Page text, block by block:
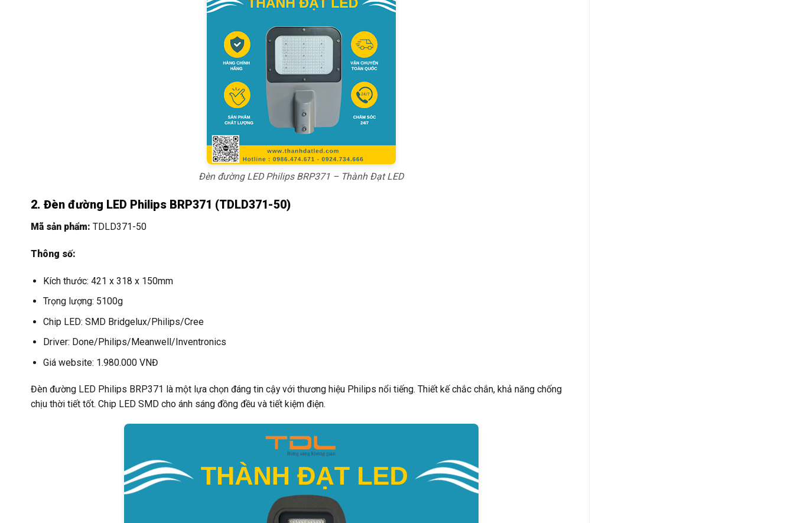
Đèn đường LED Philips BRP371 – Thành Đạt LED
2. Đèn đường LED Philips BRP371 (TDLD371-50)
Mã sản phẩm: TDLD371-50
Thông số:
Kích thước: 421 x 318 x 150mm
Trọng lượng: 5100g
Chip LED: SMD Bridgelux/Philips/Cree
Driver: Done/Philips/Meanwell/Inventronics
Giá website: 1.980.000 VNĐ
Đèn đường LED Philips BRP371 là một lựa chọn đáng tin cậy với thương hiệu Philips nổi tiếng. Thiết kế chắc chắn, khả năng chống
chịu thời tiết tốt. Chip LED SMD cho ánh sáng đồng đều và tiết kiệm điện.